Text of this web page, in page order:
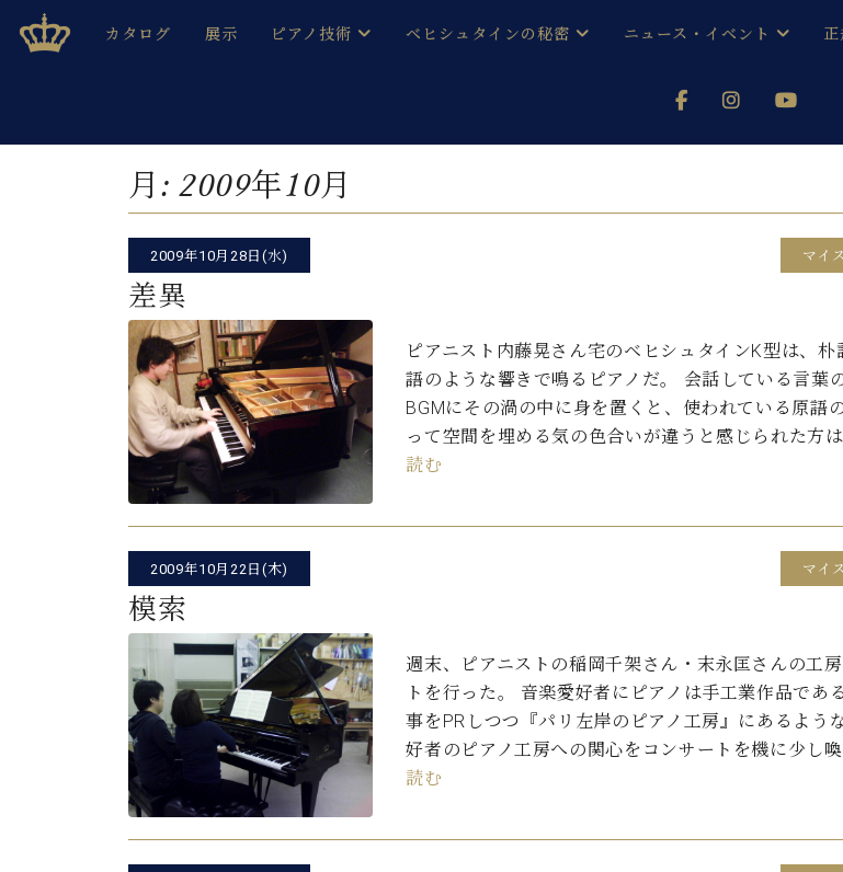
ベヒシュタインジャパン公式サイト
BECHSTEIN JAPAN Official Site
カタログ
C.ベヒシュタイン コンサート / C.ベヒシュタイン レジデンス
C.ベヒシュタイン コンサート
C.ベヒシュタイン コンサート
グランドピアノ
アップライトピアノ
C.ベヒシュタイン アカデミー
W.ホフマン プロフェッショナル
W.ホフマン トラディション
W.ホフマン ヴィジョン
展示 ピアノ技術
音色とタッチ
ベヒシュタイン・ジャパンの取り組
み
ピアノ製造番号
ベヒシュタインの秘密
ベヒシュタインを弾く前に
ベヒシュタイン・シューレ
納入実績 ホール・スタジオ
ニュース・イベント
メルマガ会員登録ご案内
(お知らせ・メディア情報)
コンサート
趣味から本格的に学ぶ方まで大歓迎。ベヒシュタイン・シューレ音楽教室
ホール・スタジオレンタル
ホール・スタジオ空き状況
動画収録サービス
ピアノのコンシェルジュ
スタッフ
技術者紹介
展示情報
イベント
八王子工
アーティストカスタマーサービス(調律)
アフターサービス(調律)
お問い合わせ
尾山調律師のブログ Die Musikgasse（音楽の小道）
月: 2009年10月
2009年10月28日(水) マイ
差異
ピアニスト内藤晃さん宅のベヒシュタインK型は、朴
語のような響きで鳴るピアノだ。 会話している言葉
BGMにその渦の中に身を置くと、使われている原語
って空間を埋める気の色合いが違うと感じられた方
読む
2009年10月22日(木) マイ
模索
週末、ピアニストの稲岡千架さん・末永匡さんの工
トを行った。 音楽愛好者にピアノは手工業作品であ
事をPRしつつ『パリ左岸のピアノ工房』にあるよう
好者のピアノ工房への関心をコンサートを機に少し
読む